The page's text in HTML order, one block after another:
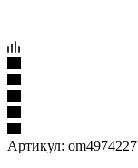
Артикул: om4974227